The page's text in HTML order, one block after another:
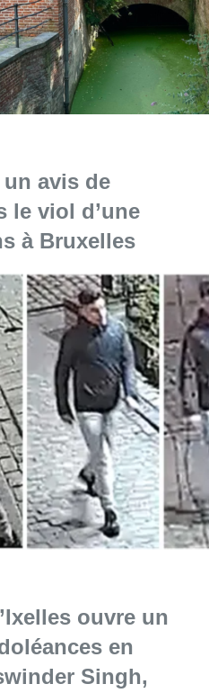
avis de
le viol d’une
à Bruxelles
ouvre un
en
Singh,